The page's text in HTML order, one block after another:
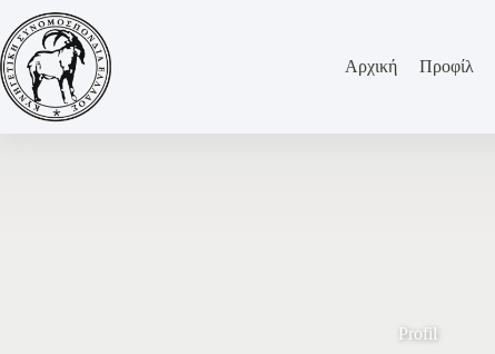
Αρχική Προφίλ
Profil